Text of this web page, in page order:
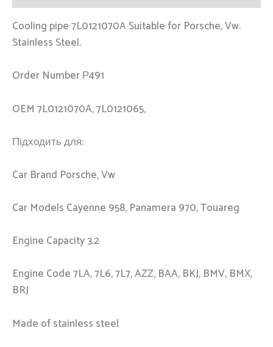
Cooling pipe 7L0121070A Suitable for Porsche, Vw.
Stainless Steel.
Order Number Р491
OEM 7L0121070A, 7L0121065,
Підходить для:
Car Brand Porsche, Vw
Car Models Cayenne 958, Panamera 970, Touareg
Engine Capacity 3.2
Engine Code 7LA, 7L6, 7L7, AZZ, BAA, BKJ, BMV, BMX,
BRJ
Made of stainless steel